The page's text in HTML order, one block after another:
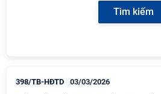
398/TB-HĐTD 03/03/2026